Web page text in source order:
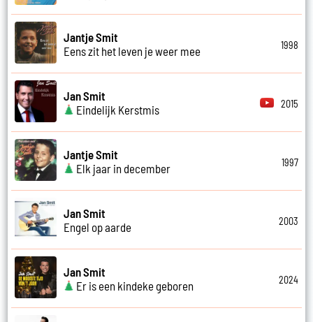
Jantje Smit
Eens zit het leven je weer mee
1998
Jan Smit
Eindelijk Kerstmis
2015
Jantje Smit
Elk jaar in december
1997
Jan Smit
Engel op aarde
2003
Jan Smit
Er is een kindeke geboren
2024